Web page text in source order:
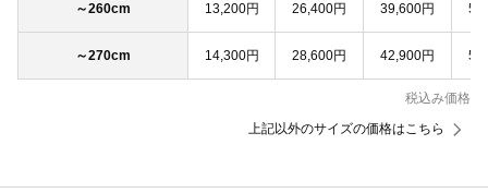
～260cm 13,200円 26,400円 39,600円
～270cm 14,300円 28,600円 42,900円
税込み価格
上記以外のサイズの価格はこちら